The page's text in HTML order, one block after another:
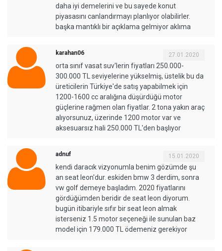
daha iyi demelerini ve bu sayede konut
piyasasını canlandırmayı planlıyor olabilirler.
başka mantıklı bir açıklama gelmiyor aklıma
karahan06 27.01.2020
orta sınıf vasat suv'lerin fiyatları 250.000-
300.000 TL seviyelerine yükselmiş, üstelik bu da
üreticilerin Türkiye'de satış yapabilmek için
1200-1600 cc aralığına düşürdüğü motor
güçlerine rağmen olan fiyatlar. 2 tona yakın araç
alıyorsunuz, üzerinde 1200 motor var ve
aksesuarsız hali 250.000 TL'den başlıyor
adnuf 15.01.2020
kendi daracık vizyonumla benim gözümde şu
an seat leon'dur. eskiden bmw 3 derdim, sonra
vw golf demeye başladım. 2020 fiyatlarını
gördüğümden beridir de seat leon diyorum.
bugün itibariyle sıfır bir seat leon almak
isterseniz 1.5 motor seçeneği ile sunulan baz
model için 179.000 TL ödemeniz gerekiyor